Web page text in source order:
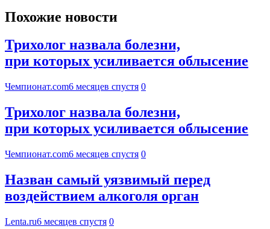
Похожие новости
Трихолог назвала болезни,
при которых усиливается облысение
Чемпионат.com6 месяцев спустя 0
Трихолог назвала болезни,
при которых усиливается облысение
Чемпионат.com6 месяцев спустя 0
Назван самый уязвимый перед
воздействием алкоголя орган
Lenta.ru6 месяцев спустя 0